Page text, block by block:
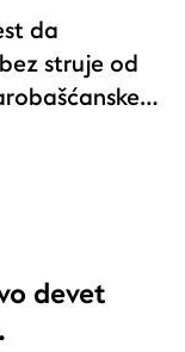
da
struje od
devet